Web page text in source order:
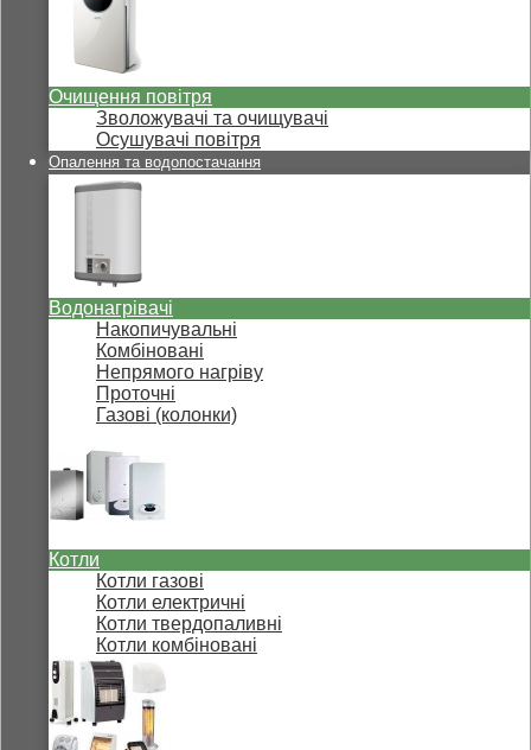
Очищення повітря
Зволожувачі та очищувачі
Осушувачі повітря
Опалення та водопостачання
Водонагрівачі
Накопичувальні
Комбіновані
Непрямого нагріву
Проточні
Газові (колонки)
Котли
Котли газові
Котли електричні
Котли твердопаливні
Котли комбіновані